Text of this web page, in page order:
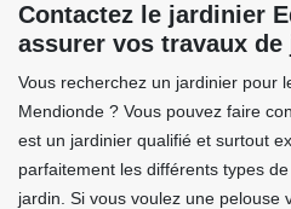
Contactez le jardinier
assurer vos travaux de
Vous recherchez un jardinier pour
Mendionde ? Vous pouvez faire
est un jardinier qualifié et surtout
parfaitement les différents types
jardin. Si vous voulez une pelouse